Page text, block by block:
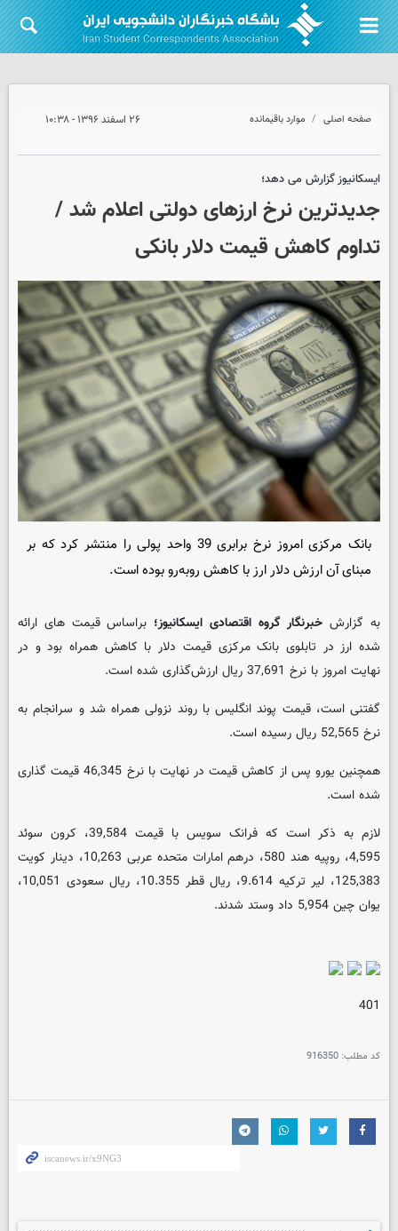
صفحه اصلی موارد باقیمانده ۲۶ اسفند ۱۳۹۶ - ۱۰:۳۸
ایسکانیوز گزارش می دهد؛
جدیدترین نرخ ارزهای دولتی اعلام شد /
تداوم کاهش قیمت دلار بانکی
بانک مرکزی امروز نرخ برابری 39 واحد پولی را منتشر کرد که بر
مبنای آن ارزش دلار ارز با کاهش روبه‌رو بوده است.
به گزارش خبرنگار گروه اقتصادی ایسکانیوز؛ براساس قیمت های ارائه
شده ارز در تابلوی بانک مرکزی قیمت دلار با کاهش همراه بود و در
نهایت امروز با نرخ 37,691 ریال ارزش‌گذاری شده است.
گفتنی است، قیمت پوند انگلیس با روند نزولی همراه شد و سرانجام به
نرخ 52,565 ریال رسیده است.
همچنین یورو پس از کاهش قیمت در نهایت با نرخ 46,345 قیمت گذاری
شده است.
لازم به ذکر است که فرانک سویس با قیمت 39,584، کرون سوئد
4,595، روپیه هند 580، درهم امارات متحده عربی 10,263، دینار کویت
125,383، لیر ترکیه 9.614، ریال قطر 10.355، ریال سعودی 10,051،
یوان چین 5,954 داد وستد شدند.
401
کد مطلب: 916350